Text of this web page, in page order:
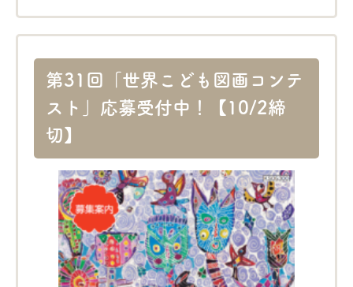
第31回「世界こども図画コンテ
スト」応募受付中！【10/2締
切】